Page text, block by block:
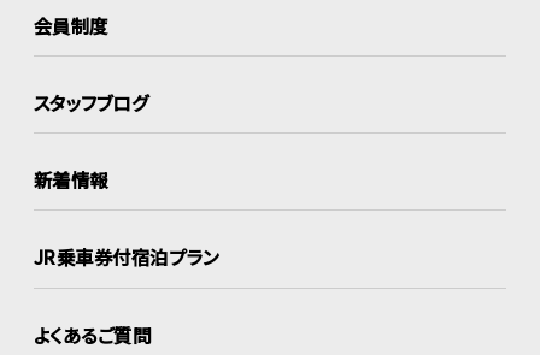
会員制度
スタッフブログ
新着情報
JR乗車券付宿泊プラン
よくあるご質問